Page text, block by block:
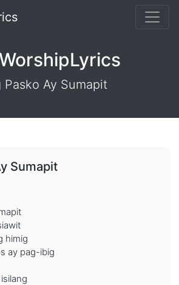
Pasko Ay Sumapit
Sumapit
himig
ay pag-ibig